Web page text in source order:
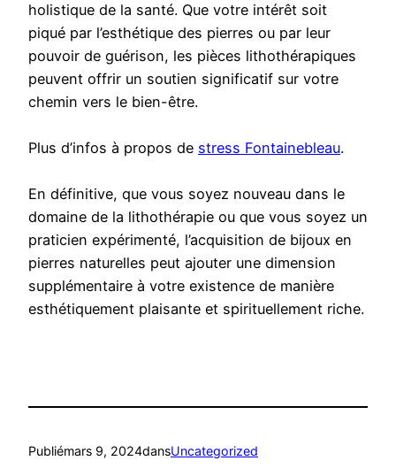
holistique de la santé. Que votre intérêt soit
piqué par l’esthétique des pierres ou par leur
pouvoir de guérison, les pièces lithothérapiques
peuvent offrir un soutien significatif sur votre
chemin vers le bien-être.
Plus d’infos à propos de stress Fontainebleau.
En définitive, que vous soyez nouveau dans le
domaine de la lithothérapie ou que vous soyez un
praticien expérimenté, l’acquisition de bijoux en
pierres naturelles peut ajouter une dimension
supplémentaire à votre existence de manière
esthétiquement plaisante et spirituellement riche.
Publiémars 9, 2024dansUncategorized